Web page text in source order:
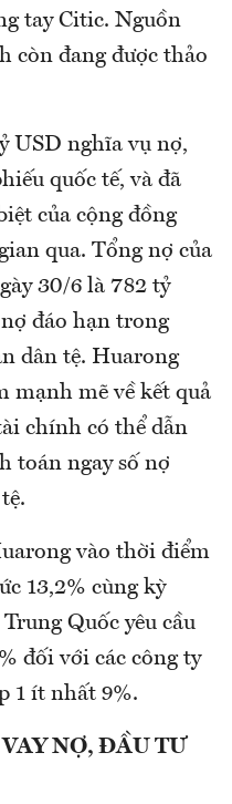
tay Citic. Nguồn
còn đang được thảo
USD nghĩa vụ nợ,
quốc tế, và đã
của cộng đồng
qua. Tổng nợ của
30/6 là 782 tỷ
đáo hạn trong
dân tệ. Huarong
mạnh mẽ về kết quả
chính có thể dẫn
toán ngay số nợ
vào thời điểm
13,2% cùng kỳ
Quốc yêu cầu
đối với các công ty
1 ít nhất 9%.
NỢ, ĐẦU TƯ